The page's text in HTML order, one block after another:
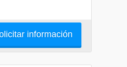
información